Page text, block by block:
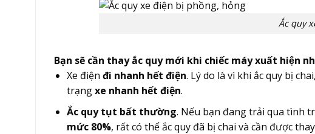
Ắc quy
Bạn sẽ cần thay ắc quy mới khi chiếc máy xuất hiện
Xe điện đi nhanh hết điện. Lý do là vì khi ắc quy bị
trạngxe nhanh hết điện.
Ắc quy tụt bất thường. Nếu bạn đang trải qua tình
mức 80%, rất có thể ắc quy đã bị chai và cần được